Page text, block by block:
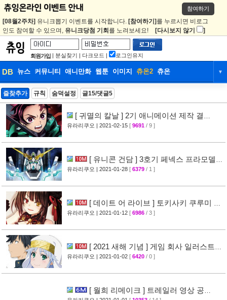
참여하기
[08월2주차] 유니크뽑기 이벤트를 시작합니다. [참여하기] 를 누르시면 비로그
인도 참여할 수 있으며, 유니크당첨 기회 를 노려보세요! [다시보지 않기 ]
회원가입 | 분실찾기 | 다크모드 | 로그인유지
DB 뉴스 커뮤니티 애니만화 웹툰 이미지 츄온2 츄온 ▼
DB 뉴스
웹툰
즐찾추가 규칙 숨덕설정 글15/댓글5
[ 귀멸의 칼날 ] 2기 애니메이션 제작 결
정 [35]
유라리쿠오 | 2021-02-15 [ 9691 / 9 ]
[ 유니콘 건담 ] 3호기 페넥스 프라모델
리뷰 사진 공개 [21]
유라리쿠오 | 2021-01-28 [ 6379 / 1 ]
[ 데이트 어 라이브 ] 토키사키 쿠루미 피
규어 리뷰 사진 공개 [28]
유라리쿠오 | 2021-01-12 [ 6986 / 3 ]
[ 2021 새해 기념 ] 게임 회사 일러스트
공개 [27]
유라리쿠오 | 2021-01-02 [ 6420 / 0 ]
[ 월희 리메이크 ] 트레일러 영상 공